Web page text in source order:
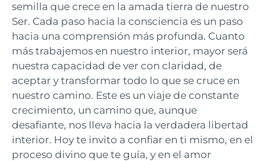
semilla que crece en la amada tierra de nuestro
Ser. Cada paso hacia la consciencia es un paso
hacia una comprensión más profunda. Cuanto
más trabajemos en nuestro interior, mayor será
nuestra capacidad de ver con claridad, de
aceptar y transformar todo lo que se cruce en
nuestro camino. Este es un viaje de constante
crecimiento, un camino que, aunque
desafiante, nos lleva hacia la verdadera libertad
interior. Hoy te invito a confiar en ti mismo, en el
proceso divino que te guía, y en el amor